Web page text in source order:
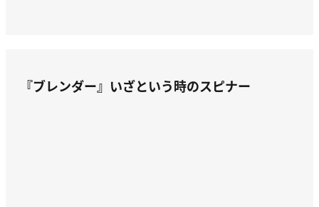
『ブレンダー』 いざという時のスピナー